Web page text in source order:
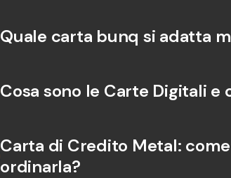
Quale carta bunq si adatta
Cosa sono le Carte Digitali e
Carta di Credito Metal:
ordinarla?